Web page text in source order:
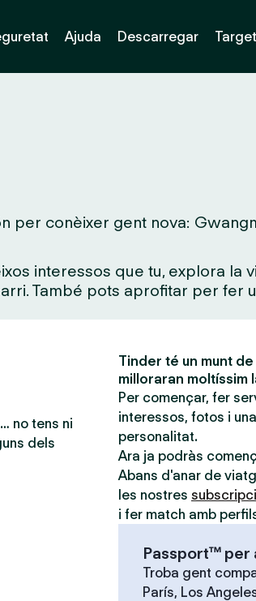
Ajuda Descarregar
conèixer gent nova:
interessos que tu, explora la
També pots aprofitar per fer
no tens ni
dels
Tinder té un munt
milloraran moltíssim
Per començar, fer
interessos, fotos i
personalitat.
Ara ja podràs
Abans d'anar de
les nostres
i fer match amb
Passport™ per
Troba gent
París, Los